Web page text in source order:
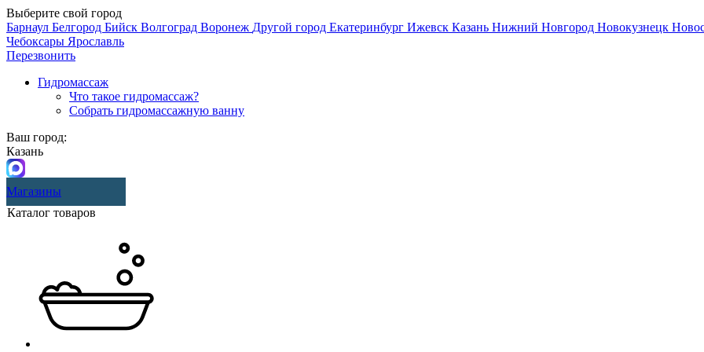
Выберите свой город
Барнаул Белгород Бийск Волгоград Воронеж Другой город Екатеринбург Ижевск Казань Нижний Новгород Новокузнецк
Чебоксары Ярославль
Перезвонить
Гидромассаж
Что такое гидромассаж?
Собрать гидромассажную ванну
Ваш город:
Казань
Магазины
Каталог товаров